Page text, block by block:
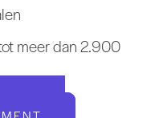
meer dan 2.900